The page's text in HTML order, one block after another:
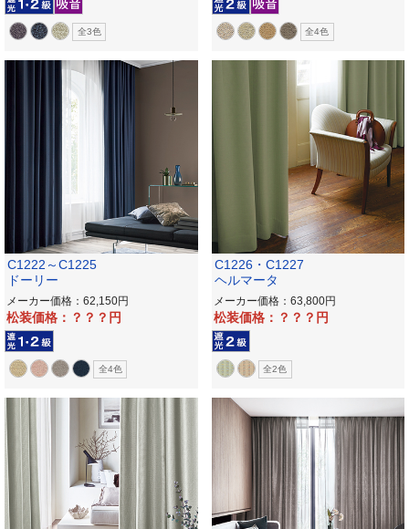
全3色 全4色
C1222～C1225
ドーリー
メーカー価格：62,150
松装価格：？？？
全4色
C1226・C1227
ヘルマータ
メーカー価格：63,800
松装価格：？？？
全2色